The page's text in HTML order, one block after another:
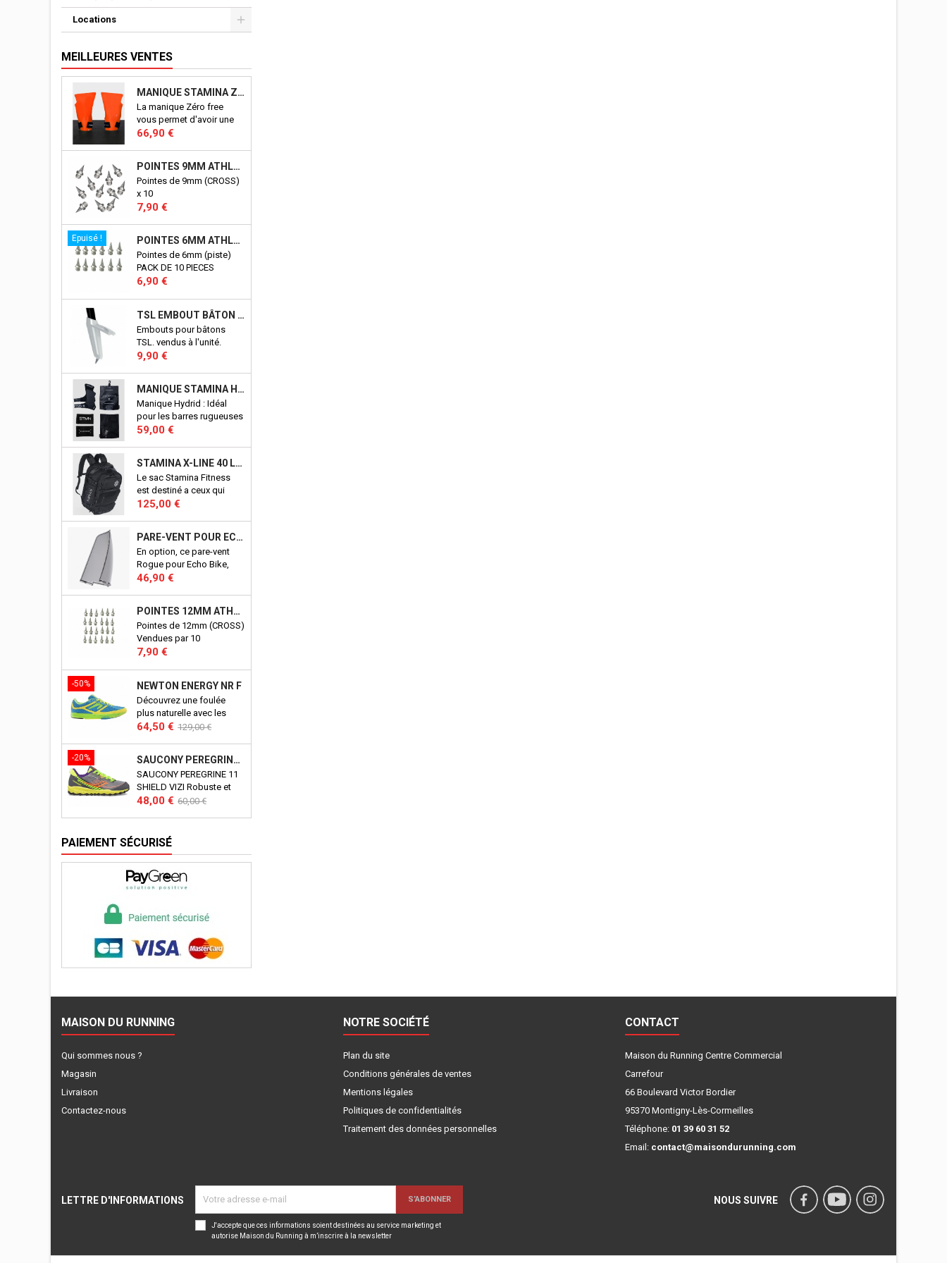
Locations
MEILLEURES VENTES
MANIQUE STAMINA ZERO FREE
La manique Zéro free
vous permet d'avoir une
excellente prise en mains
anneaux etc...
Prix
66,90 €
POINTES 9MM ATHLÉTISME
Pointes de 9mm (CROSS)
x 10
Prix
7,90 €
Epuisé ! POINTES 6MM ATHLÉTISME
Pointes de 6mm (piste)
PACK DE 10 PIECES
Prix
6,90 €
TSL EMBOUT BÂTON TSL
Embouts pour bâtons
TSL. vendus à l'unité.
Prix
9,90 €
MANIQUE STAMINA HYBRID
Manique Hydrid : Idéal
pour les barres rugueuses
et lisses. Adhérence
performances élevées sur
les barres sales ou
mouillées. Excellents
aussi pour les anneaux.
Prix
59,00 €
STAMINA X-LINE 40 LITRES
Le sac Stamina Fitness
est destiné a ceux qui
veulent un sac qui permet
la pratique du CrossFit©.
D'une conceptions
robuste, il vous
accompagnera pendant
compétition. Aucun détail,
n'a été laissé au hasard !
Prix
125,00 €
PARE-VENT POUR ECHO BIKE ROGUE (ECHO BIKE WIND GUARD V3)
En option, ce pare-vent
Rogue pour Echo Bike,
vous protègera du vent
Produit officiel Rogue.
Prix
46,90 €
POINTES 12MM ATHLÉTISME
Pointes de 12mm (CROSS)
Vendues par 10
Prix
7,90 €
-50% NEWTON ENERGY NR F
Découvrez une foulée
plus naturelle avec les
newton energy.
Prix
64,50 € Prix
base
129,00 €
-20% SAUCONY PEREGRINE 11 SHIELD VIZI J
SAUCONY PEREGRINE 11
SHIELD VIZI Robuste et
polyvalente, la Peregrine
Imperméable, elle saura
accompagner votre enfant
dans tous ses périples !
Prix
48,00 € Prix
60,00 €
PAIEMENT SÉCURISÉ
MAISON DU RUNNING
Qui sommes nous ?
Magasin
Livraison
Contactez-nous
NOTRE SOCIÉTÉ
Plan du site
Conditions générales de ventes
Mentions légales
Politiques de confidentialités
Traitement des données personnelles
CONTACT
Maison du Running Centre Commercial
Carrefour
66 Boulevard Victor Bordier
95370 Montigny-Lès-Cormeilles
Téléphone: 01 39 60 31 52
Email: contact@maisondurunning.com
LETTRE D'INFORMATIONS
J'accepte que ces informations soient destinées au service marketing et
autorise Maison du Running à m’inscrire à la newsletter
NOUS SUIVRE